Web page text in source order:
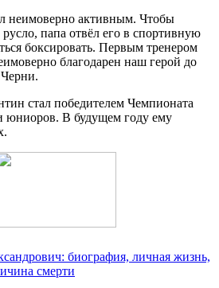
неимоверно активным. Чтобы
папа отвёл его в спортивную
боксировать. Первым тренером
благодарен наш герой до
стал победителем Чемпионата
юниоров. В будущем году ему
биография, личная жизнь,
смерти